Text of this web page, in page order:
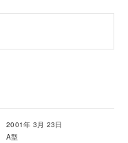
2001年 3月 23日
A型